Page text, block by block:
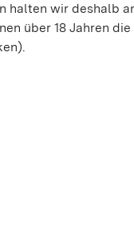
halten wir deshalb
über 18 Jahren